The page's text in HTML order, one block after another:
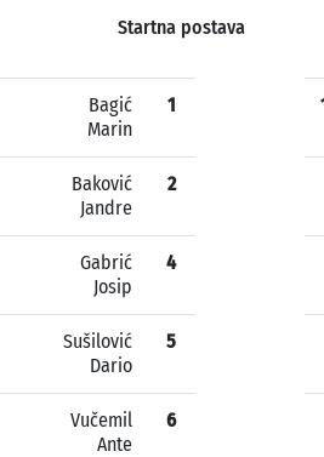
Startna postava
Bagić
Marin
1
Baković
Jandre
2
Gabrić
Josip
4
Sušilović
Dario
5
Vučemil
Ante
6